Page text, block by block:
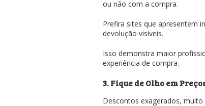
ou não com a compra.
Prefira sites que apresentem
devolução visíveis.
Isso demonstra maior
experiência de compra.
3. Fique de Olho em
Descontos exagerados,